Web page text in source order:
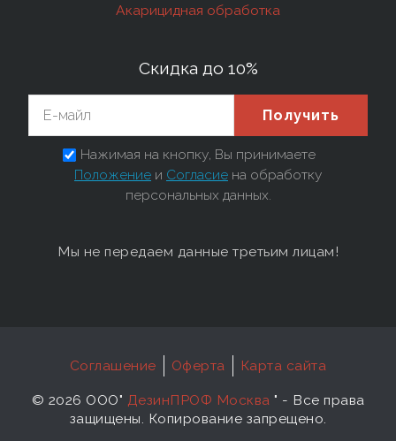
Акарицидная обработка
Скидка до 10%
Получить
Нажимая на кнопку, Вы принимаете
Положение и Согласие на обработку
персональных данных.
Мы не передаем данные третьим лицам!
Соглашение Оферта Карта сайта
© 2026 ООО" ДезинПРОФ Москва " - Все права
защищены. Копирование запрещено.